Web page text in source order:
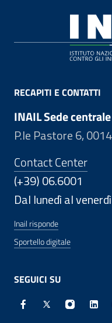
RECAPITI E CONTATTI
INAIL Sede centrale
P.le Pastore 6,
Contact Center
(+39) 06.6001
Dal lunedì al
Inail risponde
Sportello digitale
SEGUICI SU
Facebook - Sito
X - Sito